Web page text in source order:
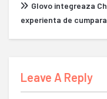
Glovo integreaza
experienta de
Leave A Reply